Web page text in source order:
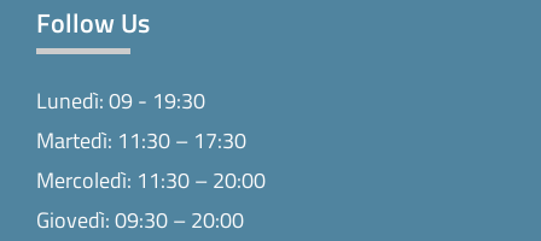
Follow Us
Lunedì: 09 - 19:30
Martedì: 11:30 – 17:30
Mercoledì: 11:30 – 20:00
Giovedì: 09:30 – 20:00